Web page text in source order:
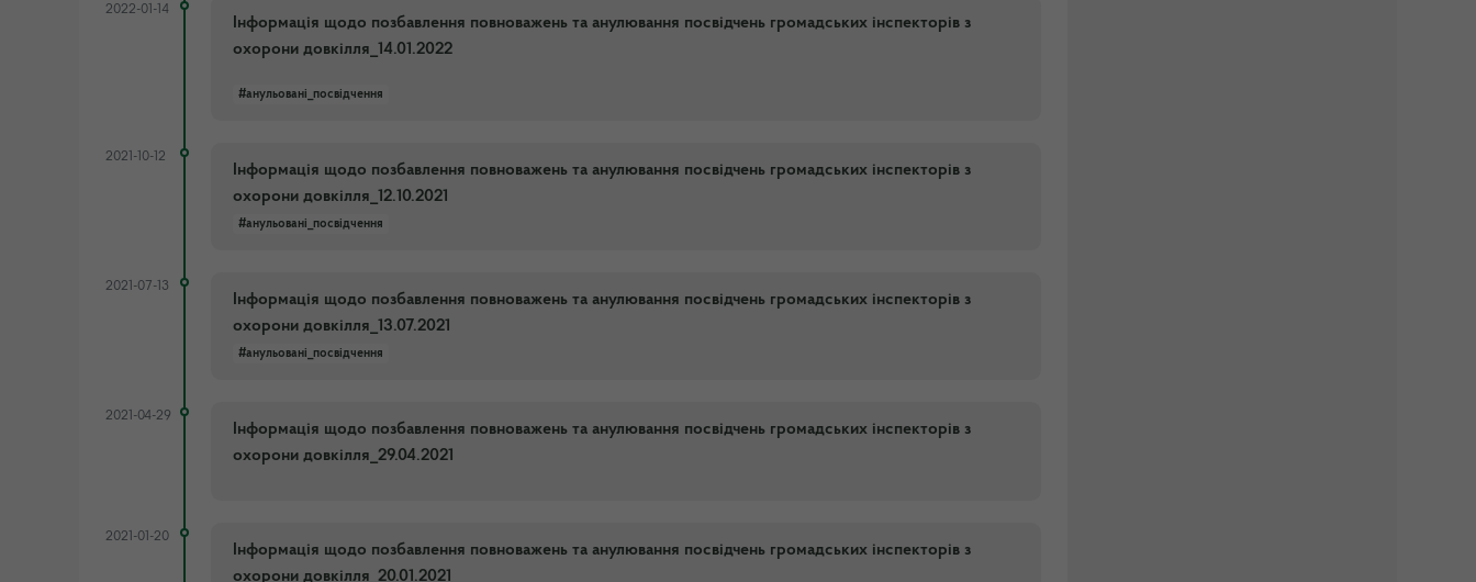
2022-01-14
Інформація щодо позбавлення повноважень та анулювання посвідчень громадських інспекторів з
охорони довкілля_14.01.2022
#анульовані_посвідчення
2021-10-12
Інформація щодо позбавлення повноважень та анулювання посвідчень громадських інспекторів з
охорони довкілля_12.10.2021
#анульовані_посвідчення
2021-07-13
Інформація щодо позбавлення повноважень та анулювання посвідчень громадських інспекторів з
охорони довкілля_13.07.2021
#анульовані_посвідчення
2021-04-29
Інформація щодо позбавлення повноважень та анулювання посвідчень громадських інспекторів з
охорони довкілля_29.04.2021
2021-01-20
Інформація щодо позбавлення повноважень та анулювання посвідчень громадських інспекторів з
охорони довкілля_20.01.2021